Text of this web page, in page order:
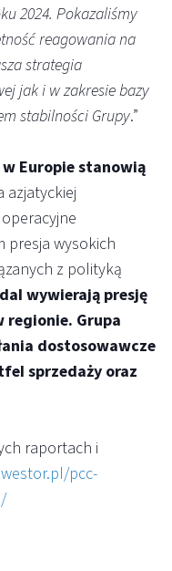
2024. Pokazaliśmy
reagowania na
strategia
jak i w zakresie bazy
stabilności Grupy.”
Europie stanowią
azjatyckiej
presja wysokich
z polityką
wywierają presję
regionie. Grupa
dostosowawcze
sprzedaży oraz
raportach i
pcc-